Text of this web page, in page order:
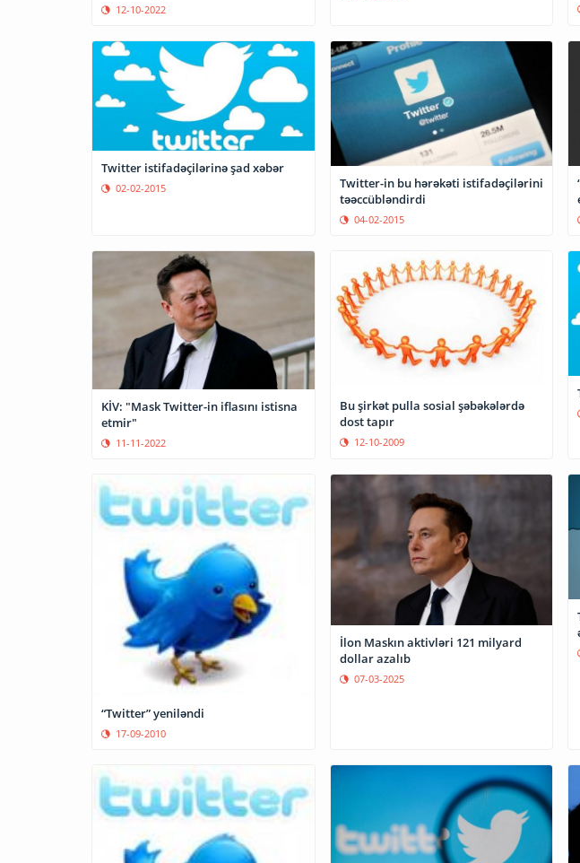
12-10-2022
Twitter istifadəçilərinə şad xəbər
02-02-2015
Twitter-in bu hərəkəti istifadəçilərini
təəccübləndirdi
04-02-2015
KİV: "Mask Twitter-in iflasını istisna
etmir"
11-11-2022
Bu şirkət pulla sosial şəbəkələrdə
dost tapır
12-10-2009
“Twitter” yeniləndi
17-09-2010
İlon Maskın aktivləri 121 milyard
dollar azalıb
07-03-2025